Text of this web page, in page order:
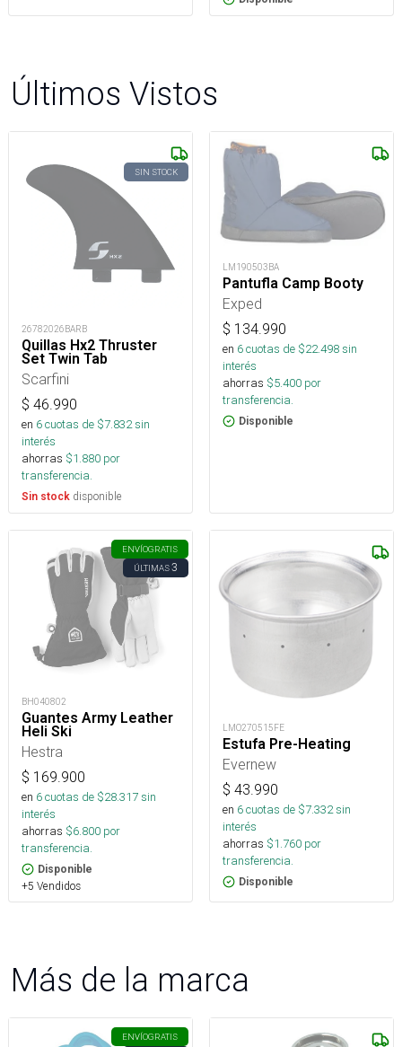
Últimos Vistos
SIN STOCK
26782026BARB
Quillas Hx2 Thruster
Set Twin Tab
Scarfini
$ 46.990
en 6cuotas de $7.832sin
interés
ahorras $1.880 por
transferencia.
Sin stock disponible
LM190503BA
Pantufla Camp Booty
Exped
$ 134.990
en 6cuotas de $22.498sin
interés
ahorras $5.400 por
transferencia.
Disponible
ENVÍOGRATIS
ÚLTIMAS3
BH040802
Guantes Army Leather
Heli Ski
Hestra
$ 169.900
en 6cuotas de $28.317sin
interés
ahorras $6.800 por
transferencia.
Disponible
+5 Vendidos
LMO270515FE
Estufa Pre-Heating
Evernew
$ 43.990
en 6cuotas de $7.332sin
interés
ahorras $1.760 por
transferencia.
Disponible
Más de la marca
ENVÍOGRATIS